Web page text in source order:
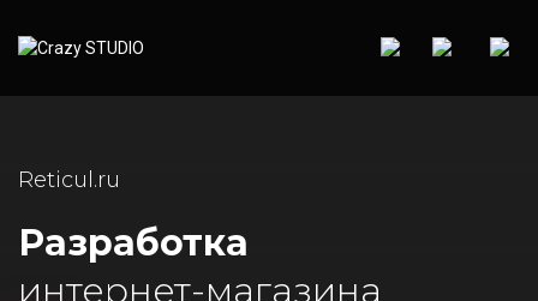
Reticul.ru
Разработка
интернет-магазина